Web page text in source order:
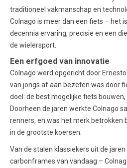
traditioneel vakmanschap en
Colnago is meer dan een fiets – het
decennia ervaring, precisie en een
de wielersport.
Een erfgoed van innovatie
Colnago werd opgericht door
van jongs af aan bezeten was door
doel: de best mogelijke fiets
Doorheen de jaren werkte Colnago
renners, en was het merk betrokken
in de grootste koersen.
Van de stalen klassiekers uit de
carbonframes van vandaag –